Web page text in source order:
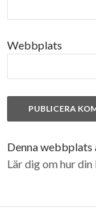
Webbplats
Denna
Lär dig om hur